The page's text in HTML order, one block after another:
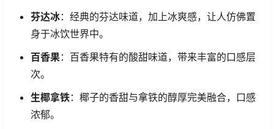
芬达冰：经典的芬达味道，加上冰爽感，让人仿佛置
身于冰饮世界中。
百香果：百香果特有的酸甜味道，带来丰富的口感层
次。
生椰拿铁：椰子的香甜与拿铁的醇厚完美融合，口感
浓郁。